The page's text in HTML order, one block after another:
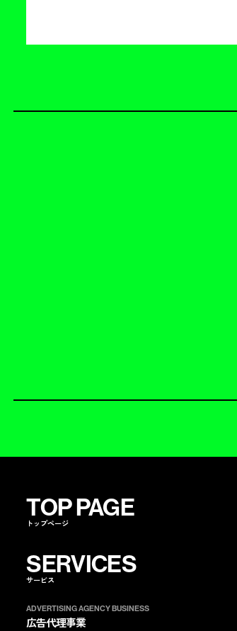
TOP PAGE
トップページ
SERVICES
サービス
ADVERTISING AGENCY BUSINESS
広告代理事業